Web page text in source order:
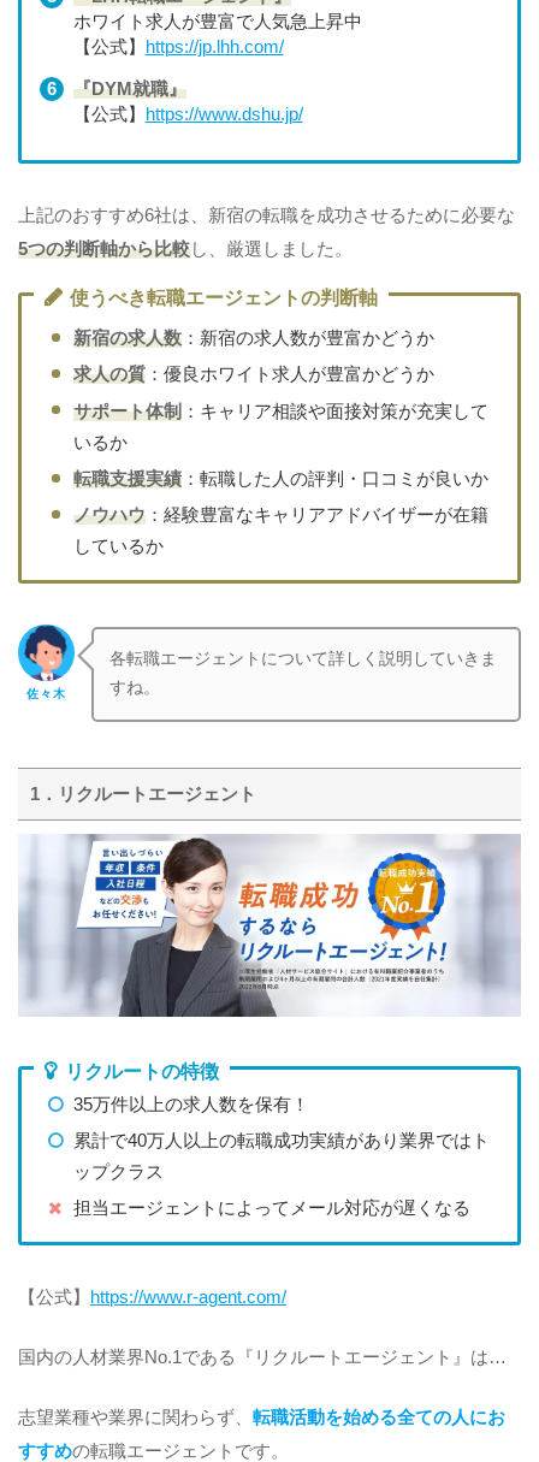
ホワイト求人が豊富で人気急上昇中
【公式】
https://jp.lhh.com/
『DYM就職』
【公式】
https://www.dshu.jp/
上記のおすすめ6社は、新宿の転職を成功させるために必要な
5つの判断軸から比較し、厳選しました。
使うべき転職エージェントの判断軸
新宿の求人数：新宿の求人数が豊富かどうか
求人の質：優良ホワイト求人が豊富かどうか
サポート体制 ：キャリア相談や面接対策が充実して
いるか
転職支援実績：転職した人の評判・口コミが良いか
ノウハウ：経験豊富なキャリアアドバイザーが在籍
しているか
佐々木
各転職エージェントについて詳しく説明していきま
すね。
1．リクルートエージェント
リクルートの特徴
35万件以上の求人数を保有！
累計で40万人以上の転職成功実績があり業界ではト
ップクラス
担当エージェントによってメール対応が遅くなる
【公式】 https://www.r-agent.com/
国内の人材業界No.1である『リクルートエージェント』は…
志望業種や業界に関わらず、 転職活動を始める全ての人にお
すすめの転職エージェントです。